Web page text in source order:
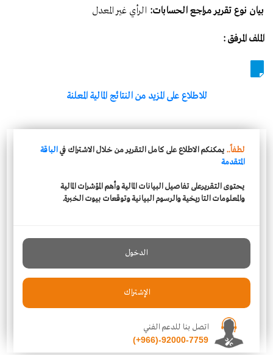
بيان نوع تقرير مراجع الحسابات: الرأي غير المعدل
الملف المرفق :
للاطلاع على المزيد من النتائج المالية المعلنة
لطفاً.. يمكنكم الاطلاع على كامل التقرير من خلال الاشتراك فيالباقة
المتقدمة
يحتوى التقريرعلى تفاصيل البيانات المالية وأهم المؤشرات المالية
والمعلومات التاريخية والرسوم البيانية وتوقعات بيوت الخبرة.
الدخول
الإشتراك
اتصل بنا للدعم الفني
(+966)-92000-7759